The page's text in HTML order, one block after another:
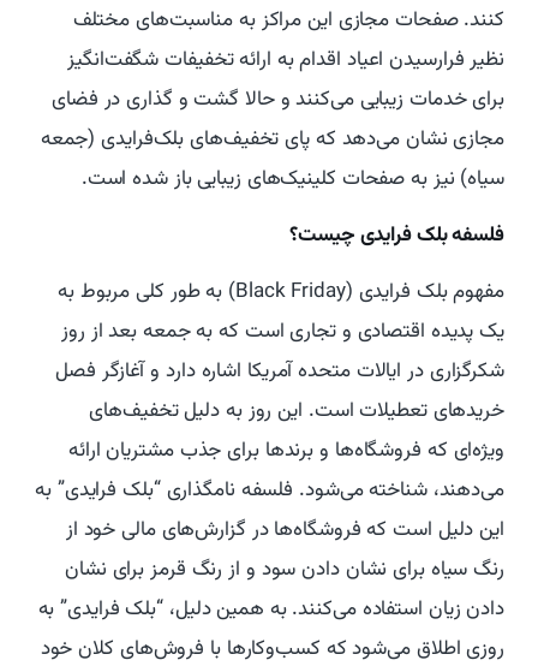
کنند. صفحات مجازی این مراکز به مناسبت‌های مختلف
نظیر فرارسیدن اعیاد اقدام به ارائه تخفیفات شگفت‌انگیز
برای خدمات زیبایی می‌کنند و حالا گشت و گذاری در فضای
مجازی نشان می‌دهد که پای تخفیف‌های بلک‌فرایدی (جمعه
سیاه) نیز به صفحات کلینیک‌های زیبایی باز شده است.
فلسفه بلک فرایدی چیست؟
مفهوم بلک فرایدی (Black Friday) به طور کلی مربوط به
یک پدیده اقتصادی و تجاری است که به جمعه بعد از روز
شکرگزاری در ایالات متحده آمریکا اشاره دارد و آغازگر فصل
خریدهای تعطیلات است. این روز به دلیل تخفیف‌های
ویژه‌ای که فروشگاه‌ها و برندها برای جذب مشتریان ارائه
می‌دهند، شناخته می‌شود. فلسفه نامگذاری “بلک فرایدی” به
این دلیل است که فروشگاه‌ها در گزارش‌های مالی خود از
رنگ سیاه برای نشان دادن سود و از رنگ قرمز برای نشان
دادن زیان استفاده می‌کنند. به همین دلیل، “بلک فرایدی” به
روزی اطلاق می‌شود که کسب‌وکارها با فروش‌های کلان خود